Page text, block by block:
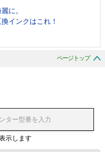
に。
インクはこれ！
ページトップ
示します